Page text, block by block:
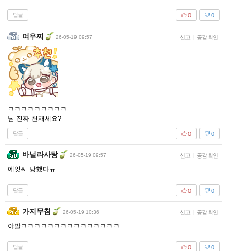
답글 0
0
여우찌 26-05-19 09:57 신고 공감 확인
ㅋㅋㅋㅋㅋㅋㅋㅋㅋ
님 진짜 천재세요?
답글 0
0
바닐라사탕 26-05-19 09:57 신고 공감 확인
에잇씨 당했다ㅠ...
답글 0
0
가지무침 26-05-19 10:36 신고 공감 확인
야발ㅋㅋㅋㅋㅋㅋㅋㅋㅋㅋㅋㅋㅋㅋㅋ
답글 0
0